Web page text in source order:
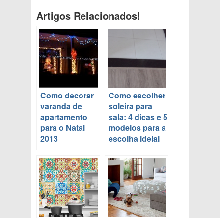
Artigos Relacionados!
Como decorar
varanda de
apartamento
para o Natal
2013
Como escolher
soleira para
sala: 4 dicas e 5
modelos para a
escolha ideial